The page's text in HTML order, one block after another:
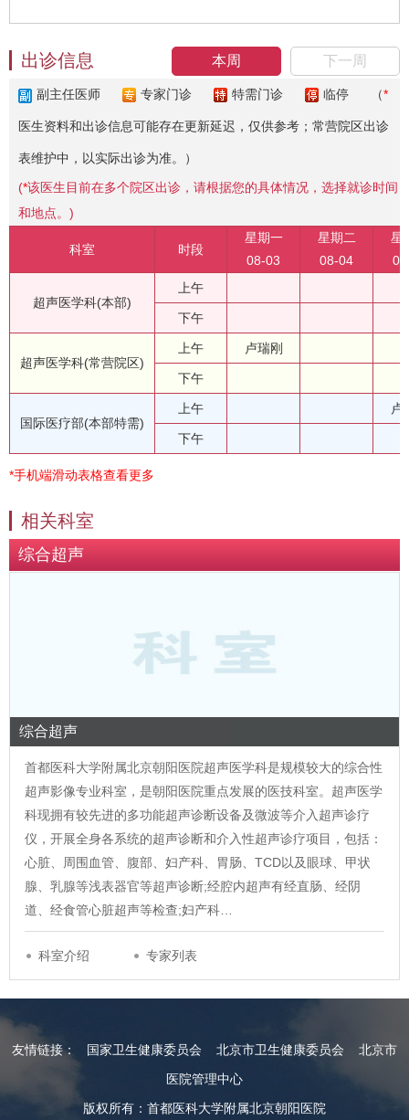
本周 下一周
出诊信息
副主任医师 专家门诊 特需门诊 临停 （*
医生资料和出诊信息可能存在更新延迟，仅供参考；常营院区出诊
表维护中，以实际出诊为准。）
(*该医生目前在多个院区出诊，请根据您的具体情况，选择就诊时间
和地点。)
科室 时段
星期一
08-03
星期二
08-04
星
超声医学科(本部)
上午
下午
超声医学科(常营院区)
上午 卢瑞刚
下午
国际医疗部(本部特需)
上午 卢
下午
*手机端滑动表格查看更多
相关科室
综合超声
综合超声
首都医科大学附属北京朝阳医院超声医学科是规模较大的综合性
超声影像专业科室，是朝阳医院重点发展的医技科室。超声医学
科现拥有较先进的多功能超声诊断设备及微波等介入超声诊疗
仪，开展全身各系统的超声诊断和介入性超声诊疗项目，包括：
心脏、周围血管、腹部、妇产科、胃肠、TCD以及眼球、甲状
腺、乳腺等浅表器官等超声诊断;经腔内超声有经直肠、经阴
道、经食管心脏超声等检查;妇产科…
科室介绍 专家列表
友情链接： 国家卫生健康委员会 北京市卫生健康委员会
北京市
医院管理中心
版权所有：首都医科大学附属北京朝阳医院